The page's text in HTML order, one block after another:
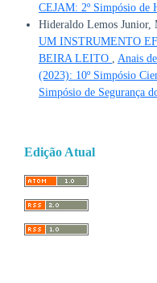
CEJAM: 2º Simpósio de
Hideraldo Lemos Junior,
UM INSTRUMENTO
BEIRA LEITO
Anais
(2023): 10º Simpósio
Simpósio de Segurança
Edição Atual